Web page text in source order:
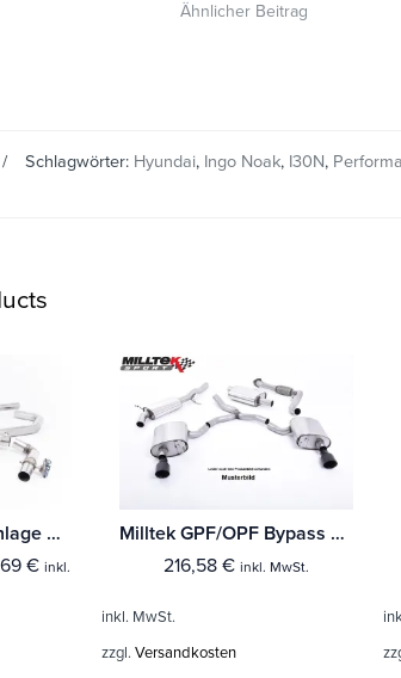
Ähnlicher Beitrag
Schlagwörter: Hyundai, Ingo Noak, I30N,
Milltek Cat-Back Anlage Hyundai i30 N Performance 2.0 T-GDi Fastback (275PS - (Fahrzeuge mit OPF)
€ inkl.
Milltek GPF/OPF Bypass Hyundai i20 N 1.6 T-GDi 204PS (Fahrzeuge mit OPF)
216,58 € inkl. MwSt.
inkl. MwSt.
zzgl. Versandkosten